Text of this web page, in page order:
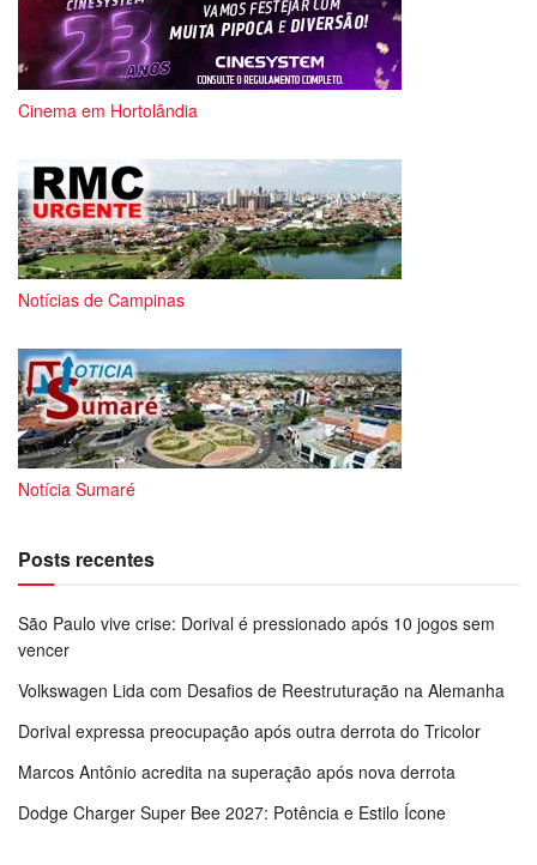
Cinema em Hortolândia
Notícias de Campinas
Notícia Sumaré
Posts recentes
São Paulo vive crise: Dorival é pressionado após 10 jogos sem
vencer
Volkswagen Lida com Desafios de Reestruturação na Alemanha
Dorival expressa preocupação após outra derrota do Tricolor
Marcos Antônio acredita na superação após nova derrota
Dodge Charger Super Bee 2027: Potência e Estilo Ícone